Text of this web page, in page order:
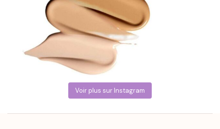
Voir plus sur Instagram